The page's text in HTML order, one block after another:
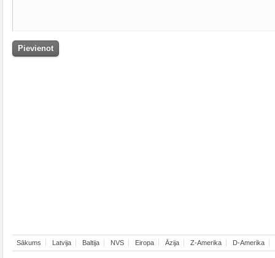
Sākums Latvija Baltija NVS Eiropa Āzija Z-Amerika D-Amerika